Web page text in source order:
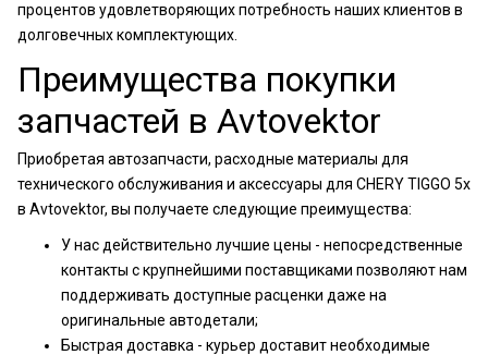
процентов удовлетворяющих потребность наших клиентов в
долговечных комплектующих.
Преимущества покупки
запчастей в Avtovektor
Приобретая автозапчасти, расходные материалы для
технического обслуживания и аксессуары для CHERY TIGGO 5x
в Avtovektor, вы получаете следующие преимущества:
У нас действительно лучшие цены - непосредственные
контакты с крупнейшими поставщиками позволяют нам
поддерживать доступные расценки даже на
оригинальные автодетали;
Быстрая доставка - курьер доставит необходимые